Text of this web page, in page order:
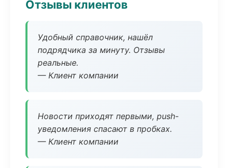
Отзывы клиентов
Удобный справочник, нашёл
подрядчика за минуту. Отзывы
реальные.
— Клиент компании
Новости приходят первыми, push-
уведомления спасают в пробках.
— Клиент компании